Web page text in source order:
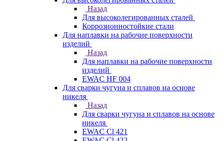
Назад
Для высоколегированных сталей
Коррозионностойкие стали
Для наплавки на рабочие поверхности
изделий
Назад
Для наплавки на рабочие поверхности
изделий
EWAC HF 004
Для сварки чугуна и сплавов на основе
никеля
Назад
Для сварки чугуна и сплавов на основе
никеля
EWAC Cl 421